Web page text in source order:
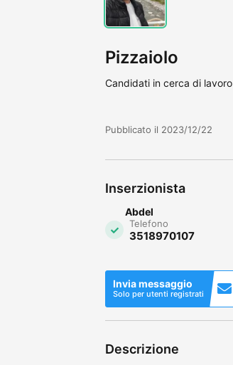
Pizzaiolo
Candidati in cerca di lavoro
Pubblicato il 2023/12/22
Inserzionista
Abdel
Telefono
3518970107
Invia messaggio
Solo per utenti registrati
Descrizione